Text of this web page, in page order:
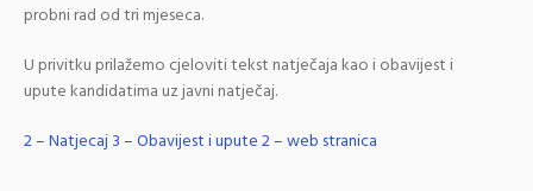
probni rad od tri mjeseca.
U privitku prilažemo cjeloviti tekst natječaja kao i obavijest i
upute kandidatima uz javni natječaj.
2 – Natjecaj3 – Obavijest i upute 2 – web stranica